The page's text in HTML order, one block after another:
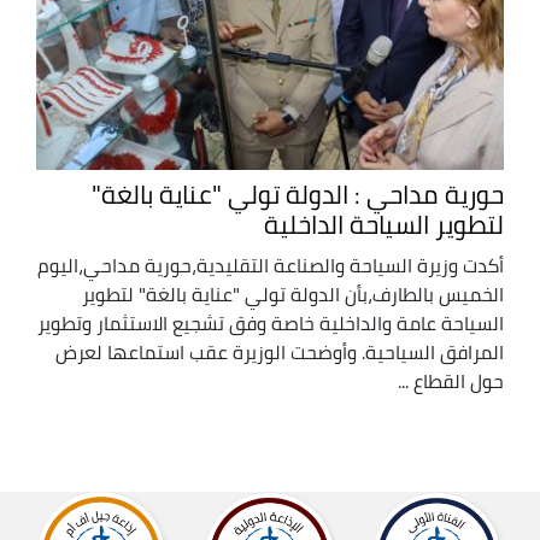
حورية مداحي : الدولة تولي "عناية بالغة"
لتطوير السياحة الداخلية
أكدت وزيرة السياحة والصناعة التقليدية،حورية مداحي،اليوم
الخميس بالطارف،بأن الدولة تولي "عناية بالغة" لتطوير
السياحة عامة والداخلية خاصة وفق تشجيع الاستثمار وتطوير
المرافق السياحية. وأوضحت الوزيرة عقب استماعها لعرض
حول القطاع ...